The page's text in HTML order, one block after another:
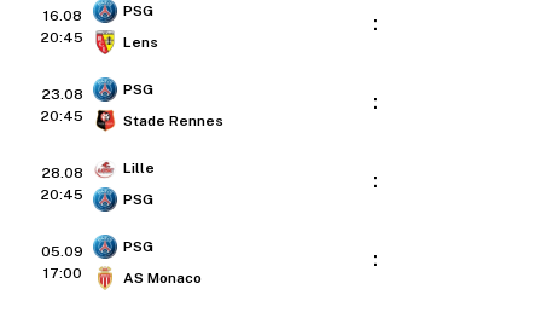
16.08
20:45
PSG
Lens
:
23.08
20:45
PSG
Stade Rennes
:
28.08
20:45
Lille
PSG
:
05.09
17:00
PSG
AS Monaco
: